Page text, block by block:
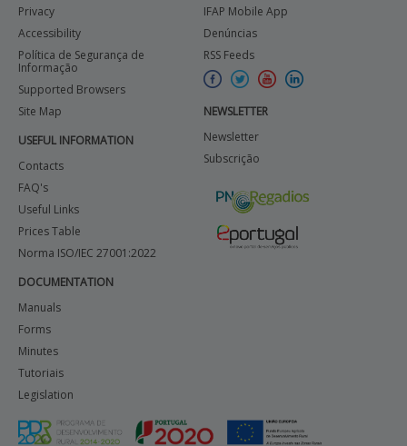
Privacy
Accessibility
Política de Segurança de
Informação
Supported Browsers
Site Map
USEFUL INFORMATION
Contacts
FAQ's
Useful Links
Prices Table
Norma ISO/IEC 27001:2022
DOCUMENTATION
Manuals
Forms
Minutes
Tutoriais
Legislation
IFAP Mobile App
Denúncias
RSS Feeds
NEWSLETTER
Newsletter
Subscrição